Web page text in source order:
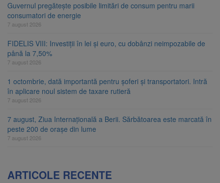
Guvernul pregătește posibile limitări de consum pentru marii
consumatori de energie
7 august 2026
FIDELIS VIII: Investiții în lei și euro, cu dobânzi neimpozabile de
până la 7,50%
7 august 2026
1 octombrie, dată importantă pentru șoferi și transportatori. Intră
în aplicare noul sistem de taxare rutieră
7 august 2026
7 august, Ziua Internațională a Berii. Sărbătoarea este marcată în
peste 200 de orașe din lume
7 august 2026
ARTICOLE RECENTE